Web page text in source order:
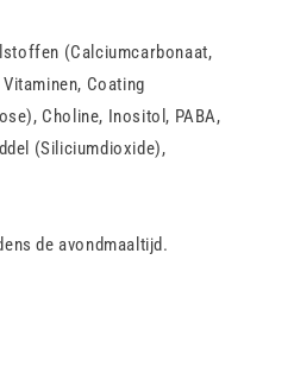
(Calciumcarbonaat,
Coating
Choline, Inositol, PABA,
(Siliciumdioxide),
de avondmaaltijd.